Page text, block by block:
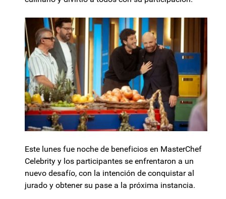
Este lunes fue noche de beneficios en MasterChef
Celebrity y los participantes se enfrentaron a un
nuevo desafío, con la intención de conquistar al
jurado y obtener su pase a la próxima instancia.